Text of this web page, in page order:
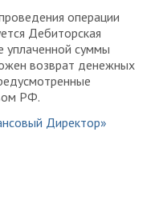
операции
Дебиторская
уплаченной суммы
возврат денежных
РФ.
Директор»